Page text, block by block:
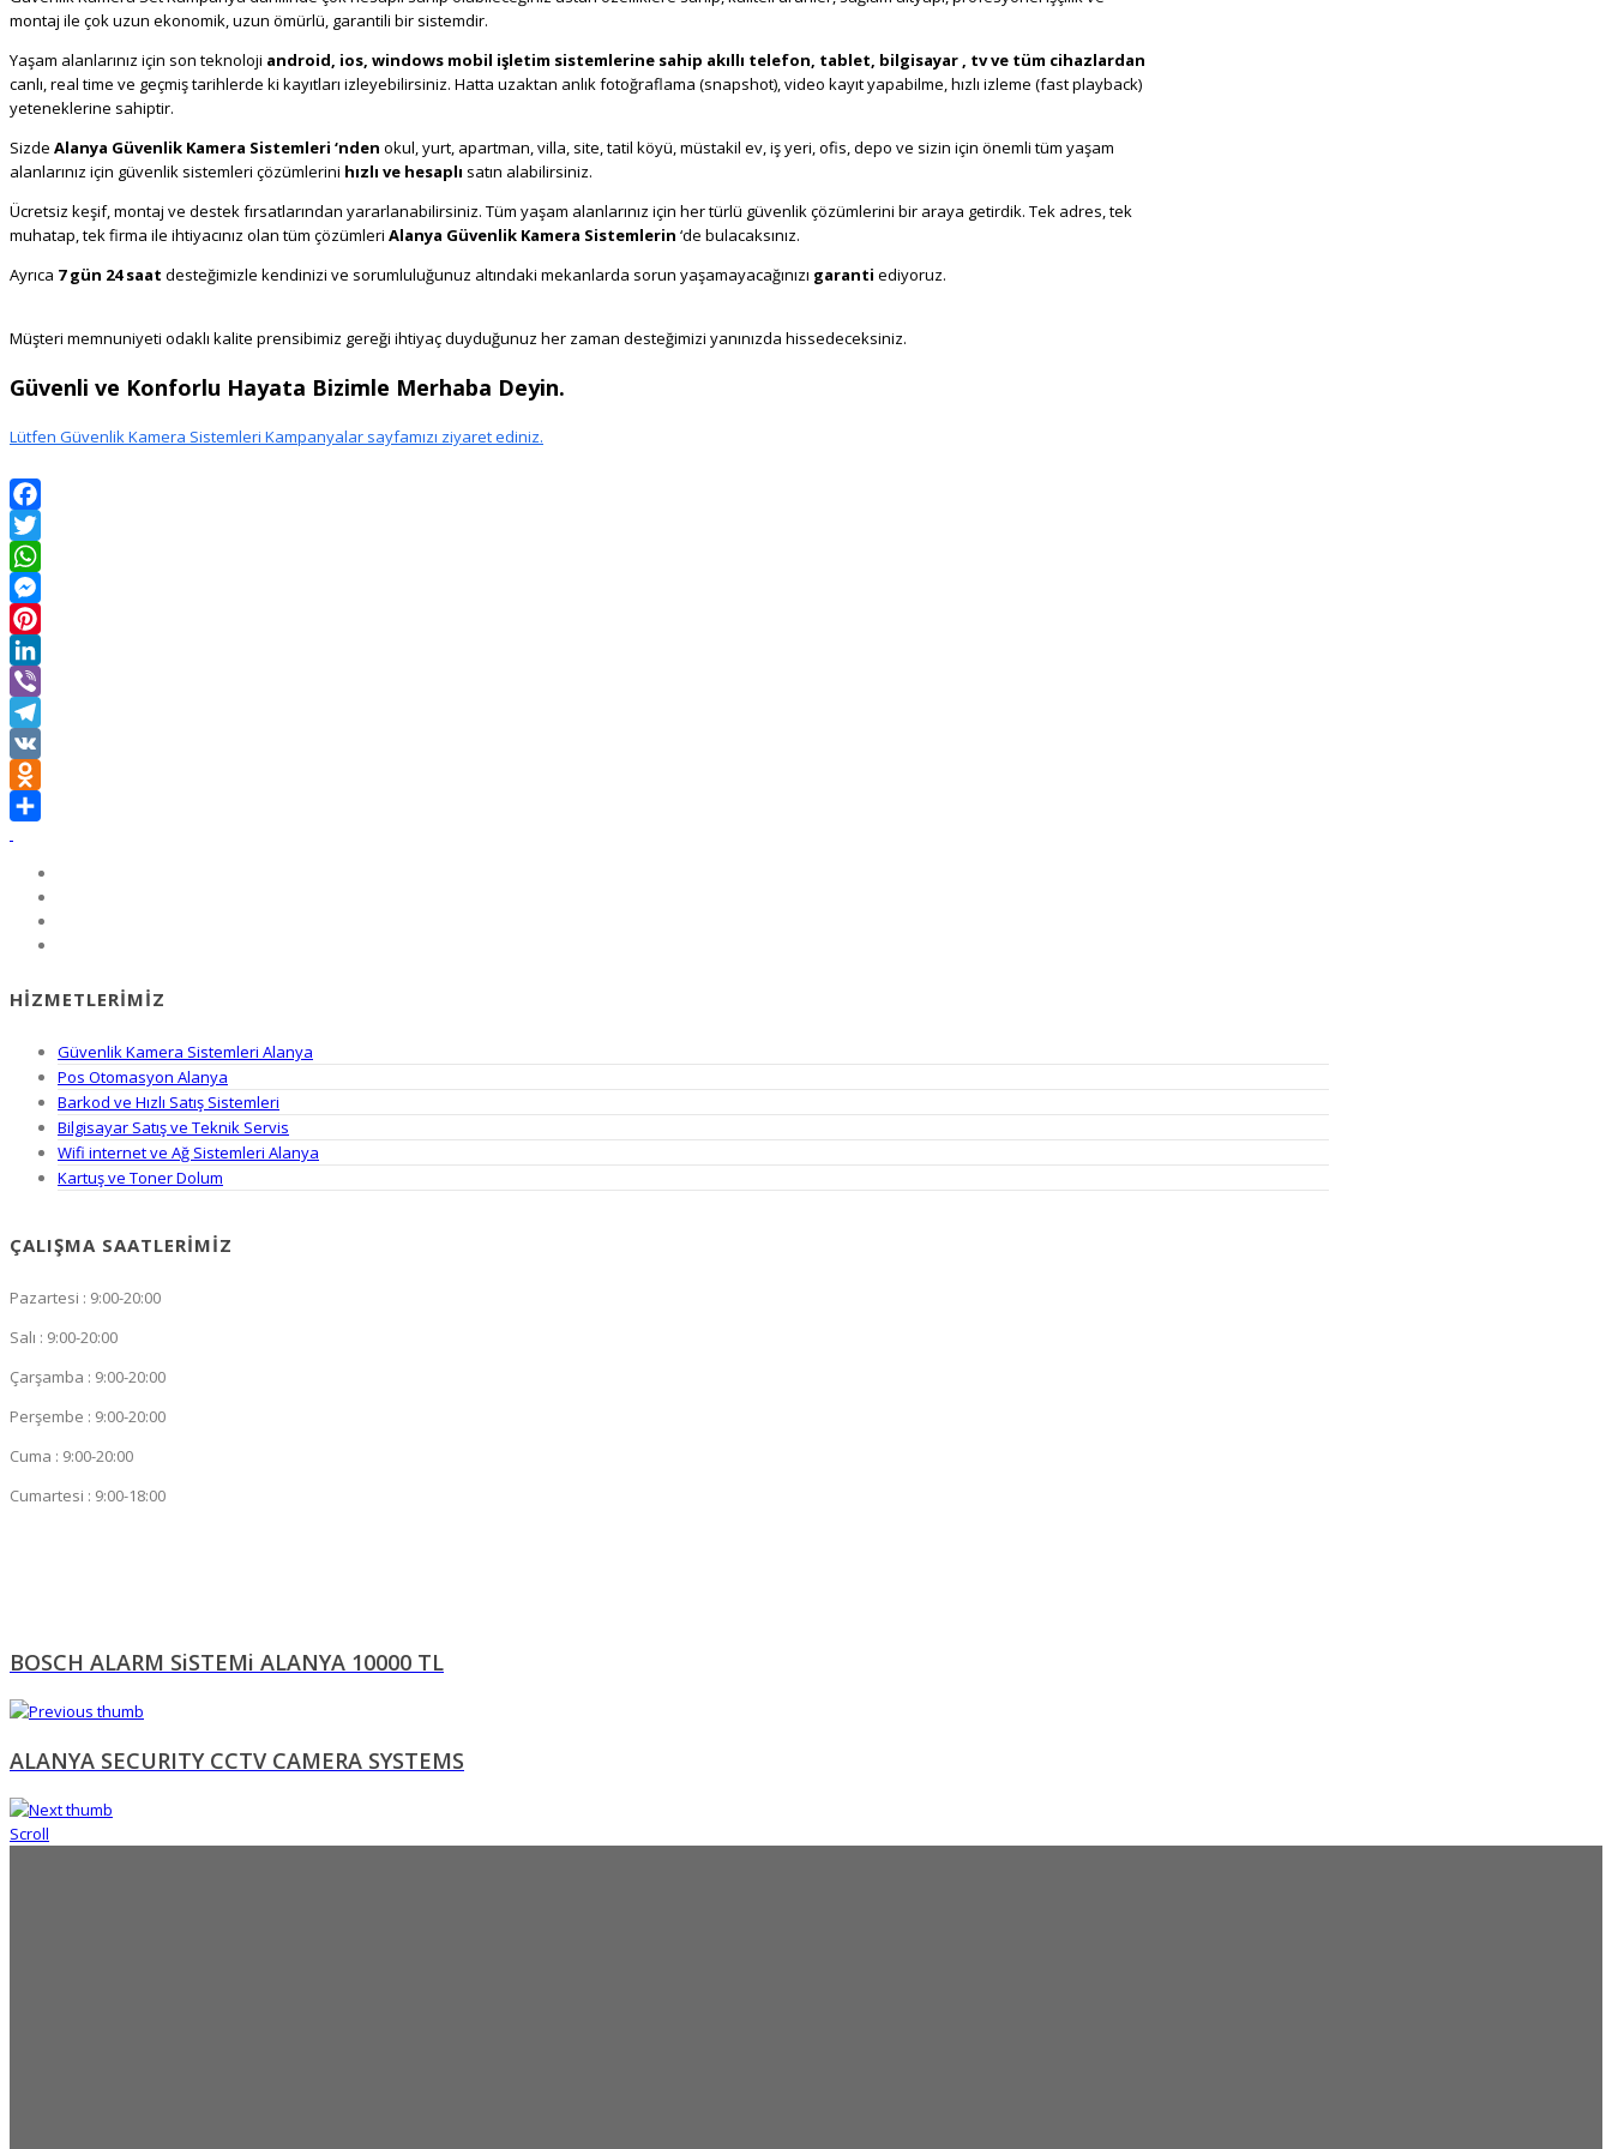
montaj ile çok uzun ekonomik, uzun ömürlü, garantili bir sistemdir.
Yaşam alanlarınız için son teknoloji android, ios, windows mobil işletim sistemlerine sahip akıllı telefon, tablet, bilgisayar , tv ve tüm cihazlardan
canlı, real time ve geçmiş tarihlerde ki kayıtları izleyebilirsiniz. Hatta uzaktan anlık fotoğraflama (snapshot), video kayıt yapabilme, hızlı izleme (fast playback)
yeteneklerine sahiptir.
Sizde Alanya Güvenlik Kamera Sistemleri ‘nden okul, yurt, apartman, villa, site, tatil köyü, müstakil ev, iş yeri, ofis, depo ve sizin için önemli tüm yaşam
alanlarınız için güvenlik sistemleri çözümlerini hızlı ve hesaplı satın alabilirsiniz.
Ücretsiz keşif, montaj ve destek fırsatlarından yararlanabilirsiniz. Tüm yaşam alanlarınız için her türlü güvenlik çözümlerini bir araya getirdik. Tek adres, tek
muhatap, tek firma ile ihtiyacınız olan tüm çözümleri Alanya Güvenlik Kamera Sistemlerin ‘de bulacaksınız.
Ayrıca 7 gün 24 saat desteğimizle kendinizi ve sorumluluğunuz altındaki mekanlarda sorun yaşamayacağınızı garanti ediyoruz.
Müşteri memnuniyeti odaklı kalite prensibimiz gereği ihtiyaç duyduğunuz her zaman desteğimizi yanınızda hissedeceksiniz.
Güvenli ve Konforlu Hayata Bizimle Merhaba Deyin.
Lütfen Güvenlik Kamera Sistemleri Kampanyalar sayfamızı ziyaret ediniz.
Facebook
Twitter
WhatsApp
Messenger
Pinterest
LinkedIn
Viber
Telegram
VK
Odnoklassniki
Share
HIZMETLERIMIZ
Güvenlik Kamera Sistemleri Alanya
Pos Otomasyon Alanya
Barkod ve Hızlı Satış Sistemleri
Bilgisayar Satış ve Teknik Servis
Wifi internet ve Ağ Sistemleri Alanya
Kartuş ve Toner Dolum
ÇALIŞMA SAATLERIMIZ
Pazartesi : 9:00-20:00
Salı : 9:00-20:00
Çarşamba : 9:00-20:00
Perşembe : 9:00-20:00
Cuma : 9:00-20:00
Cumartesi : 9:00-18:00
BOSCH ALARM SiSTEMi ALANYA 10000 TL
ALANYA SECURITY CCTV CAMERA SYSTEMS
Scroll